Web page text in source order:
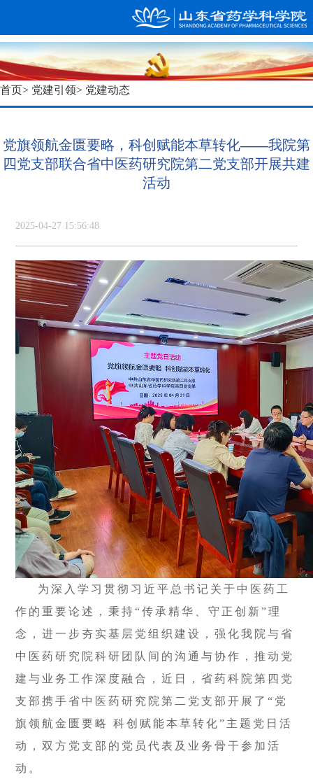
首页> 党建引领> 党建动态
党旗领航金匮要略，科创赋能本草转化——我院第
四党支部联合省中医药研究院第二党支部开展共建
活动
2025-04-27 15:56:48
为深入学习贯彻习近平总书记关于中医药工
作的重要论述，秉持“传承精华、守正创新”理
念，进一步夯实基层党组织建设，强化我院与省
中医药研究院科研团队间的沟通与协作，推动党
建与业务工作深度融合，近日，省药科院第四党
支部携手省中医药研究院第二党支部开展了“党
旗领航金匮要略 科创赋能本草转化”主题党日活
动，双方党支部的党员代表及业务骨干参加活
动。